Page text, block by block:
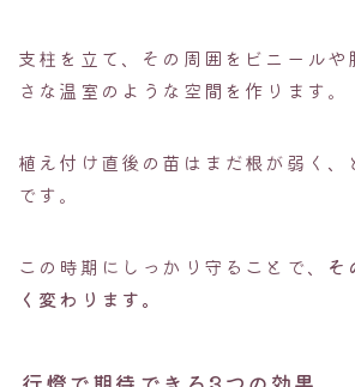
支柱を立て、その周囲をビニールや
さな温室のような空間を作ります。
植え付け直後の苗はまだ根が弱く、
です。
この時期にしっかり守ることで、 そ
く変わります。